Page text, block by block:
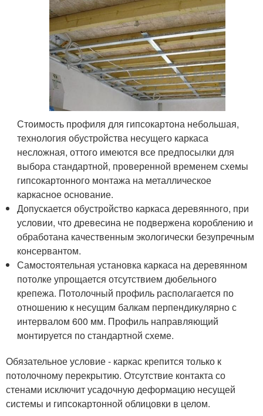
Стоимость профиля для гипсокартона небольшая,
технология обустройства несущего каркаса
несложная, оттого имеются все предпосылки для
выбора стандартной, проверенной временем схемы
гипсокартонного монтажа на металлическое
каркасное основание.
Допускается обустройство каркаса деревянного, при
условии, что древесина не подвержена короблению и
обработана качественным экологически безупречным
консервантом.
Самостоятельная установка каркаса на деревянном
потолке упрощается отсутствием дюбельного
крепежа. Потолочный профиль располагается по
отношению к несущим балкам перпендикулярно с
интервалом 600 мм. Профиль направляющий
монтируется по стандартной схеме.
Обязательное условие - каркас крепится только к
потолочному перекрытию. Отсутствие контакта со
стенами исключит усадочную деформацию несущей
системы и гипсокартонной облицовки в целом.